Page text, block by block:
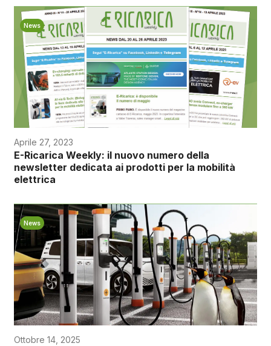
News
Aprile 27, 2023
E-Ricarica Weekly: il nuovo numero della
newsletter dedicata ai prodotti per la mobilità
elettrica
News
Ottobre 14, 2025